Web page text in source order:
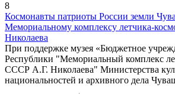
8
Космонавты патриоты России земли
Мемориальному комплексу летчика-
Николаева
При поддержке музея «Бюджетное
Республики "Мемориальный комплекс
СССР А.Г. Николаева" Министерства
национальностей и архивного дела